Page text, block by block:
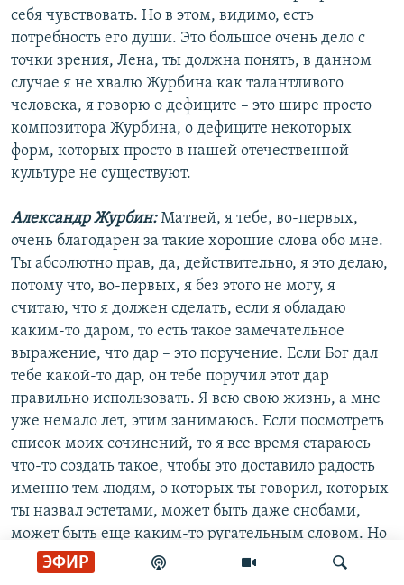
ЭФИР
себя чувствовать. Но в этом, видимо, есть
потребность его души. Это большое очень дело с
точки зрения, Лена, ты должна понять, в данном
случае я не хвалю Журбина как талантливого
человека, я говорю о дефиците – это шире просто
композитора Журбина, о дефиците некоторых
форм, которых просто в нашей отечественной
культуре не существуют.
Александр Журбин:Матвей, я тебе, во-первых,
очень благодарен за такие хорошие слова обо мне.
Ты абсолютно прав, да, действительно, я это делаю,
потому что, во-первых, я без этого не могу, я
считаю, что я должен сделать, если я обладаю
каким-то даром, то есть такое замечательное
выражение, что дар – это поручение. Если Бог дал
тебе какой-то дар, он тебе поручил этот дар
правильно использовать. Я всю свою жизнь, а мне
уже немало лет, этим занимаюсь. Если посмотреть
список моих сочинений, то я все время стараюсь
что-то создать такое, чтобы это доставило радость
именно тем людям, о которых ты говорил, которых
ты назвал эстетами, может быть даже снобами,
может быть еще каким-то ругательным словом. Но
эти люди – это цвет нации, это лучшие люди,